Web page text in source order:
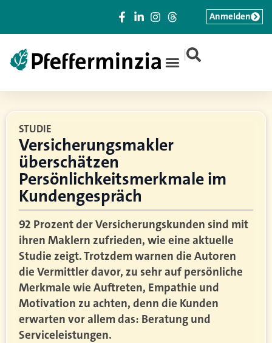
|
Anmelden
STUDIE
Versicherungsmakler
überschätzen
Persönlichkeitsmerkmale im
Kundengespräch
92 Prozent der Versicherungskunden sind mit
ihren Maklern zufrieden, wie eine aktuelle
Studie zeigt. Trotzdem warnen die Autoren
die Vermittler davor, zu sehr auf persönliche
Merkmale wie Auftreten, Empathie und
Motivation zu achten, denn die Kunden
erwarten vor allem das: Beratung und
Serviceleistungen.